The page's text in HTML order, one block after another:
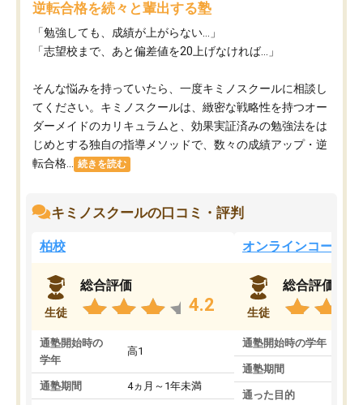
逆転合格を続々と輩出する塾
「勉強しても、成績が上がらない…」
「志望校まで、あと偏差値を20上げなければ…」
そんな悩みを持っていたら、一度キミノスクールに相談し
てください。キミノスクールは、緻密な戦略性を持つオー
ダーメイドのカリキュラムと、効果実証済みの勉強法をは
じめとする独自の指導メソッドで、数々の成績アップ・逆
転合格...
続きを読む
キミノスクールの口コミ・評判
柏校
生徒
総合評価
4.2
通塾開始時の
学年
高1
通塾期間 4ヵ月～1年未満
オンラインコース
生徒
総合評価
通塾開始時の学年
通塾期間
通った目的